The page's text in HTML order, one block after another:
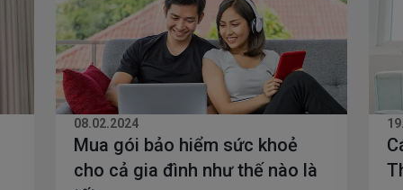
08.02.2024
Mua gói bảo hiểm sức khoẻ
cho cả gia đình như thế nào là